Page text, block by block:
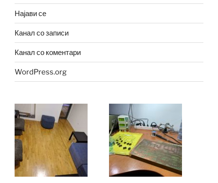
Најави се
Канал со записи
Канал со коментари
WordPress.org